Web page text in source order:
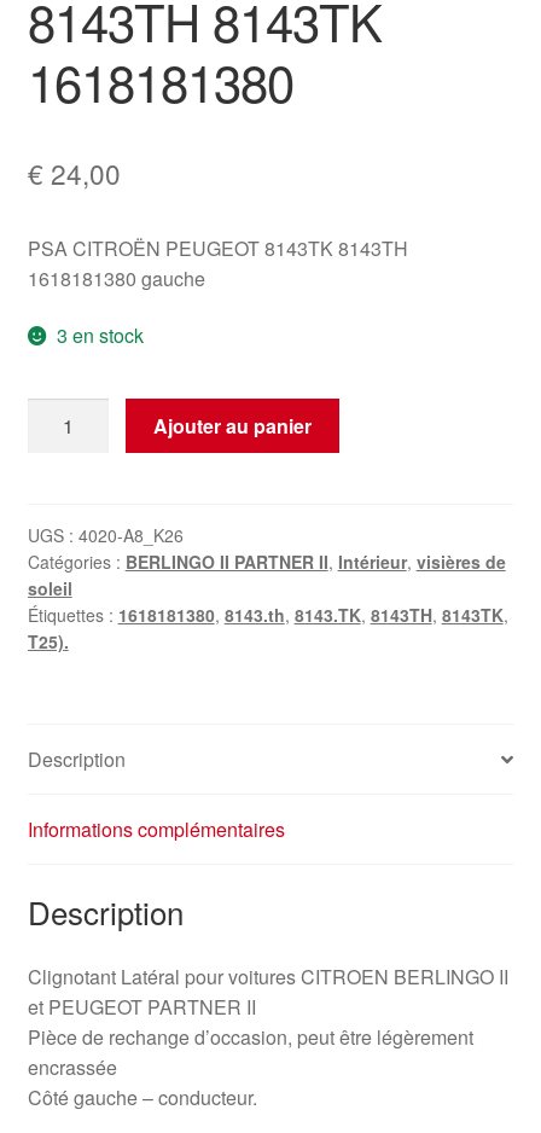
8143TH 8143TK
1618181380
€ 24,00
PSA CITROËN PEUGEOT 8143TK 8143TH
1618181380 gauche
3 en stock
Latéral
Citroën
Berlingo
II
8143TH
Ajouter au panier
UGS : 4020-A8_K26
Catégories : BERLINGO II PARTNER II, Intérieur, visières de
soleil
Étiquettes : 1618181380, 8143.th, 8143.TK, 8143TH, 8143TK,
T25).
Description
Informations complémentaires
Description
Clignotant Latéral pour voitures CITROEN BERLINGO II
et PEUGEOT PARTNER II
Pièce de rechange d’occasion, peut être légèrement
encrassée
Côté gauche – conducteur.